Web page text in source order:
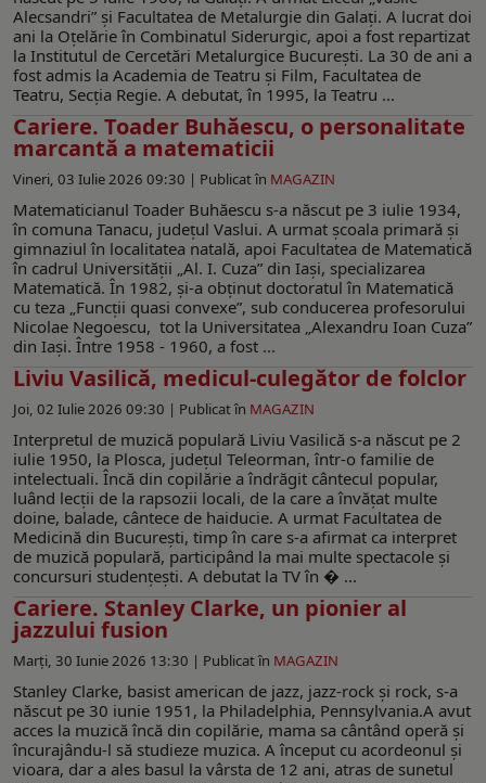
Alecsandri” și Facultatea de Metalurgie din Galaţi. A lucrat doi
ani la Oţelărie în Combinatul Siderurgic, apoi a fost repartizat
la Institutul de Cercetări Metalurgice Bucureşti. La 30 de ani a
fost admis la Academia de Teatru și Film, Facultatea de
Teatru, Secţia Regie. A debutat, în 1995, la Teatru ...
Cariere. Toader Buhăescu, o personalitate
marcantă a matematicii
Vineri, 03 Iulie 2026 09:30 | Publicat în MAGAZIN
Matematicianul Toader Buhăescu s-a născut pe 3 iulie 1934,
în comuna Tanacu, județul Vaslui. A urmat școala primară și
gimnaziul în localitatea natală, apoi Facultatea de Matematică
în cadrul Universității „Al. I. Cuza” din Iași, specializarea
Matematică. În 1982, și-a obținut doctoratul în Matematică
cu teza „Funcții quasi convexe”, sub conducerea profesorului
Nicolae Negoescu, tot la Universitatea „Alexandru Ioan Cuza”
din Iași. Între 1958 - 1960, a fost ...
Liviu Vasilică, medicul-culegător de folclor
Joi, 02 Iulie 2026 09:30 | Publicat în MAGAZIN
Interpretul de muzică populară Liviu Vasilică s-a născut pe 2
iulie 1950, la Plosca, județul Teleorman, într-o familie de
intelectuali. Încă din copilărie a îndrăgit cântecul popular,
luând lecții de la rapsozii locali, de la care a învățat multe
doine, balade, cântece de haiducie. A urmat Facultatea de
Medicină din București, timp în care s-a afirmat ca interpret
de muzică populară, participând la mai multe spectacole și
concursuri studențești. A debutat la TV în � ...
Cariere. Stanley Clarke, un pionier al
jazzului fusion
Marți, 30 Iunie 2026 13:30 | Publicat în MAGAZIN
Stanley Clarke, basist american de jazz, jazz-rock și rock, s-a
născut pe 30 iunie 1951, la Philadelphia, Pennsylvania.A avut
acces la muzică încă din copilărie, mama sa cântând operă și
încurajându-l să studieze muzica. A început cu acordeonul și
vioara, dar a ales basul la vârsta de 12 ani, atras de sunetul